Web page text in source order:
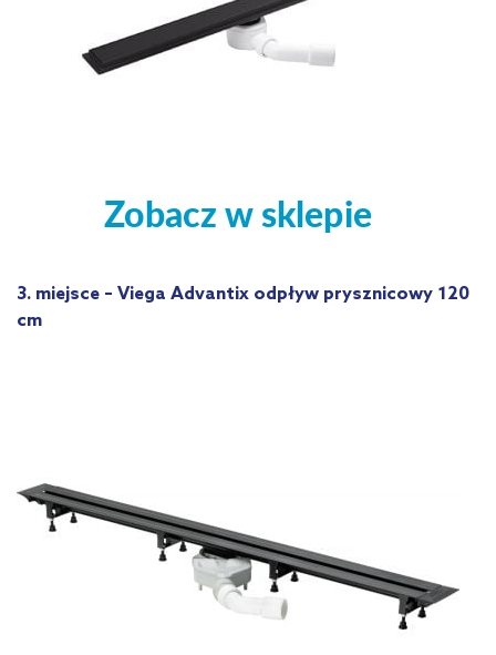
3. miejsce – Viega Advantix odpływ prysznicowy 120
cm